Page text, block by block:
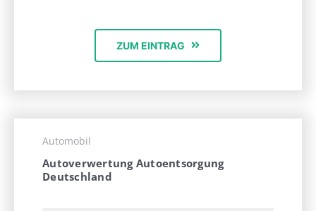
ZUM EINTRAG
Automobil
Autoverwertung Autoentsorgung
Deutschland